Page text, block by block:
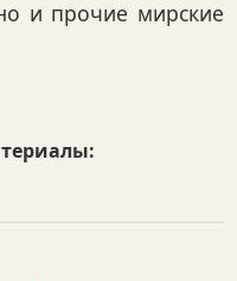
и прочие мирские